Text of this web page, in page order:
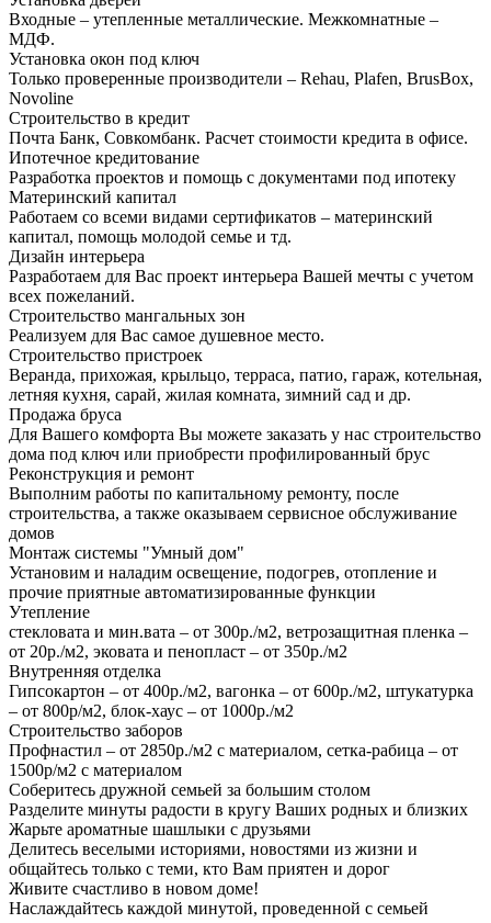
Входные – утепленные металлические. Межкомнатные –
МДФ.
Установка окон под ключ
Только проверенные производители – Rehau, Plafen, BrusBox,
Novoline
Строительство в кредит
Почта Банк, Совкомбанк. Расчет стоимости кредита в офисе.
Ипотечное кредитование
Разработка проектов и помощь с документами под ипотеку
Материнский капитал
Работаем со всеми видами сертификатов – материнский
капитал, помощь молодой семье и тд.
Дизайн интерьера
Разработаем для Вас проект интерьера Вашей мечты с учетом
всех пожеланий.
Строительство мангальных зон
Реализуем для Вас самое душевное место.
Строительство пристроек
Веранда, прихожая, крыльцо, терраса, патио, гараж, котельная,
летняя кухня, сарай, жилая комната, зимний сад и др.
Продажа бруса
Для Вашего комфорта Вы можете заказать у нас строительство
дома под ключ или приобрести профилированный брус
Реконструкция и ремонт
Выполним работы по капитальному ремонту, после
строительства, а также оказываем сервисное обслуживание
домов
Монтаж системы "Умный дом"
Установим и наладим освещение, подогрев, отопление и
прочие приятные автоматизированные функции
Утепление
стекловата и мин.вата – от 300р./м2, ветрозащитная пленка –
от 20р./м2, эковата и пенопласт – от 350р./м2
Внутренняя отделка
Гипсокартон – от 400р./м2, вагонка – от 600р./м2, штукатурка
– от 800р/м2, блок-хаус – от 1000р./м2
Строительство заборов
Профнастил – от 2850р./м2 с материалом, сетка-рабица – от
1500р/м2 с материалом
Соберитесь дружной семьей за большим столом
Разделите минуты радости в кругу Ваших родных и близких
Жарьте ароматные шашлыки с друзьями
Делитесь веселыми историями, новостями из жизни и
общайтесь только с теми, кто Вам приятен и дорог
Живите счастливо в новом доме!
Наслаждайтесь каждой минутой, проведенной с семьей